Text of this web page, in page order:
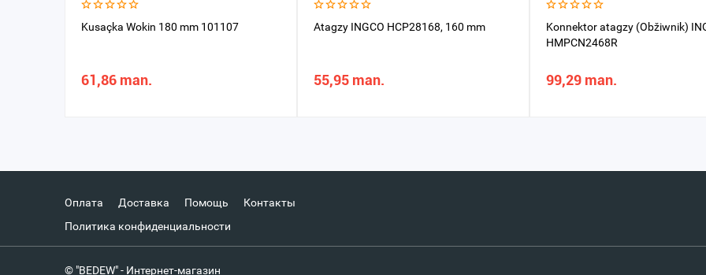
Kusaçka Wokin 180 mm 101107
61,86 man.
Atagzy INGCO HCP28168, 160 mm
55,95 man.
Konnektor atagzy (Obžiwnik)
HMPCN2468R
99,29 man.
Оплата Доставка Помощь
Контакты
Политика конфиденциальности
© "BEDEW" - Интернет-магазин